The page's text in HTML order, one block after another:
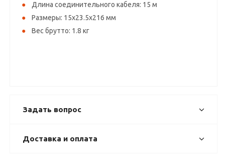
Длина соединительного кабеля: 15 м
Размеры: 15х23.5х216 мм
Вес брутто: 1.8 кг
Задать вопрос
Доставка и оплата